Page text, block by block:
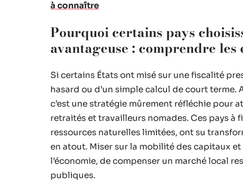
à connaître
Pourquoi certains pays
avantageuse : comprendre les
Si certains États ont misé sur une fiscalité
hasard ou d’un simple calcul de court
c’est une stratégie mûrement réfléchie pour
retraités et travailleurs nomades. Ces pays à
ressources naturelles limitées, ont su
en atout. Miser sur la mobilité des capitaux
l’économie, de compenser un marché local
publiques.